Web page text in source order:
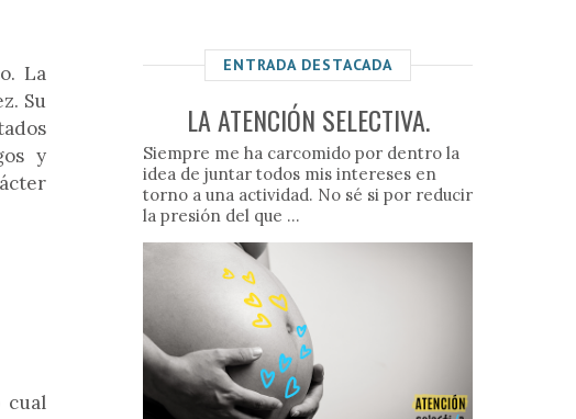
La
Su
y
cual
ENTRADA DESTACADA
LA ATENCIÓN SELECTIVA.
Siempre me ha carcomido por dentro la
idea de juntar todos mis intereses en
torno a una actividad. No sé si por reducir
la presión del que ...